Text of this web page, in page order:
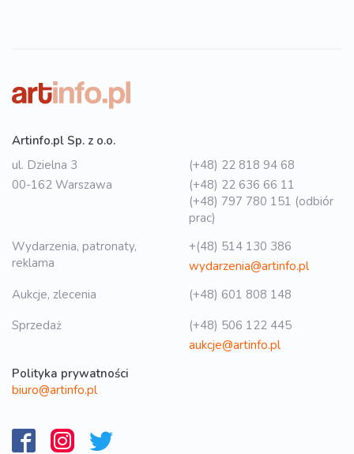
Artinfo.pl Sp. z o.o.
ul. Dzielna 3
00-162 Warszawa
(+48) 22 818 94 68
(+48) 22 636 66 11
(+48) 797 780 151 (odbiór
prac)
Wydarzenia, patronaty,
reklama
+(48) 514 130 386
wydarzenia@artinfo.pl
Aukcje, zlecenia
(+48) 601 808 148
Sprzedaż
(+48) 506 122 445
aukcje@artinfo.pl
Polityka prywatności
biuro@artinfo.pl